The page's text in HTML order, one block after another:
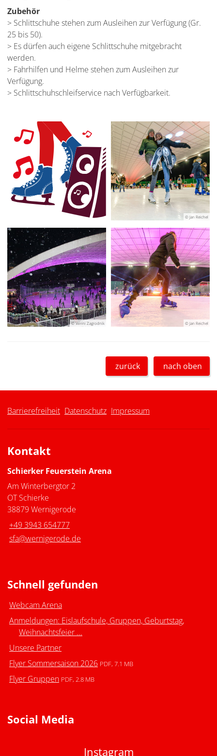
Zubehör
> Schlittschuhe stehen zum Ausleihen zur Verfügung (Gr.
25 bis 50).
> Es dürfen auch eigene Schlittschuhe mitgebracht
werden.
> Fahrhilfen und Helme stehen zum Ausleihen zur
Verfügung.
> Schlittschuhschleifservice nach Verfügbarkeit.
© Jan Reichel
© Winni Zagrodnik © Jan Reichel
zurück nach oben
Barrierefreiheit Datenschutz Impressum
Kontakt
Schierker Feuerstein Arena
Am Winterbergtor 2
OT Schierke
38879 Wernigerode
+49 3943 654777
sfa@wernigerode.de
Schnell gefunden
Webcam Arena
Anmeldungen: Eislaufschule, Gruppen, Geburtstag,
Weihnachtsfeier ...
Unsere Partner
Flyer Sommersaison 2026 PDF, 7.1 MB
Flyer Gruppen PDF, 2.8 MB
Social Media
Instagram